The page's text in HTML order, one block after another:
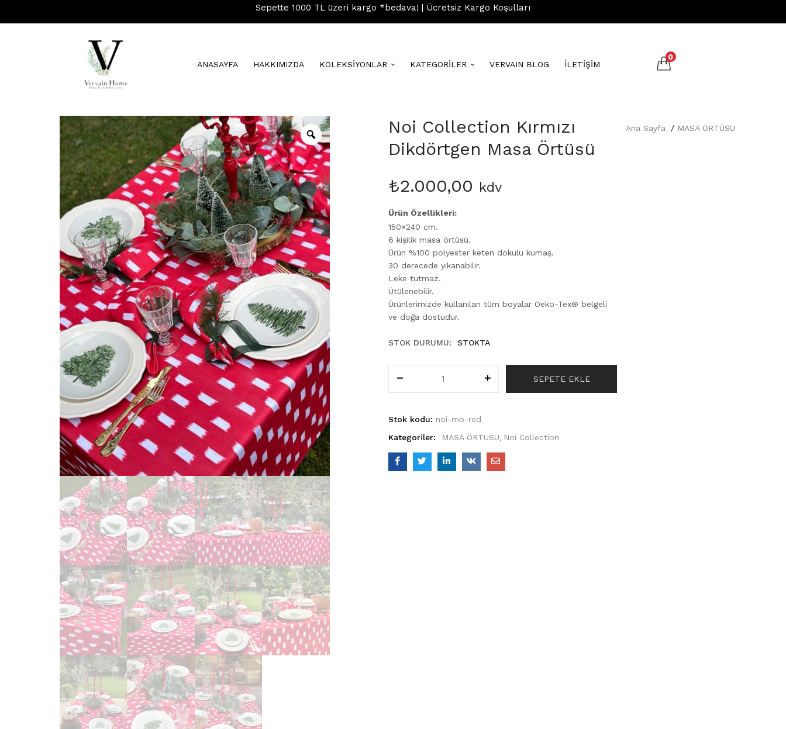
Sepette 1000 TL üzeri kargo *bedava! | Ücretsiz Kargo Koşulları
ANASAYFA HAKKIMIZDA KOLEKSİYONLAR KATEGORİLER VERVAIN BLOG İLETİŞİM
0
Ana Sayfa MASA ÖRTÜSÜ
Noi Collection Kırmızı
Dikdörtgen Masa Örtüsü
₺2.000,00 kdv
Ürün Özellikleri:
150×240 cm.
6 kişilik masa örtüsü.
Ürün %100 polyester keten dokulu kumaş.
30 derecede yıkanabilir.
Leke tutmaz.
Ütülenebilir.
Ürünlerimizde kullanılan tüm boyalar Oeko-Tex® belgeli
ve doğa dostudur.
STOK DURUMU: STOKTA
SEPETE EKLE
Stok kodu: noi-mo-red
Kategoriler:
MASA ÖRTÜSÜ Noi Collection